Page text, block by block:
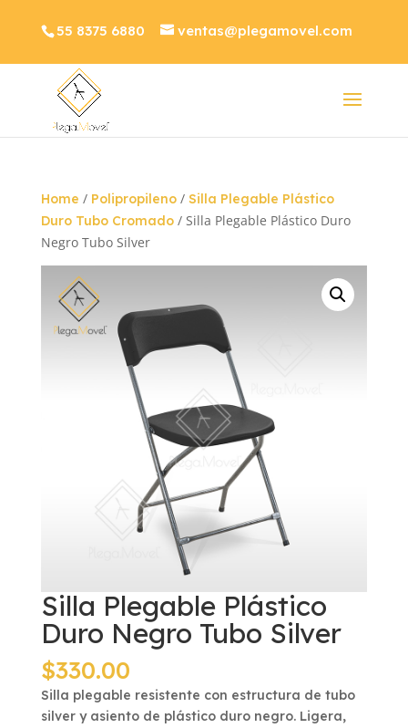
55 8375 6880 ventas@plegamovel.com
Home / Polipropileno/ Silla Plegable Plástico
Duro Tubo Cromado/ Silla Plegable Plástico Duro
Negro Tubo Silver
Silla Plegable Plástico
Duro Negro Tubo Silver
$330.00
Silla plegable resistente con estructura de tubo
silver y asiento de plástico duro negro. Ligera,